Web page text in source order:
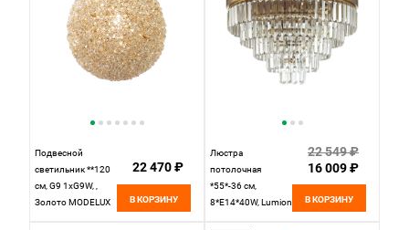
Подвесной
светильник **120
см, G9 1xG9W, ,
Золото MODELUX
22 470 ₽
В КОРЗИНУ
Люстра
потолочная
*55*-36 см,
8*E14*40W, Lumion
22 549 ₽
16 009 ₽
В КОРЗИНУ